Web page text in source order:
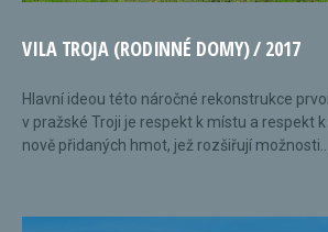
VILA TROJA (RODINNÉ DOMY) / 2017
Hlavní ideou této náročné rekonstrukce
v pražské Troji je respekt k místu a respekt
nově přidaných hmot, jež rozšiřují možnosti...